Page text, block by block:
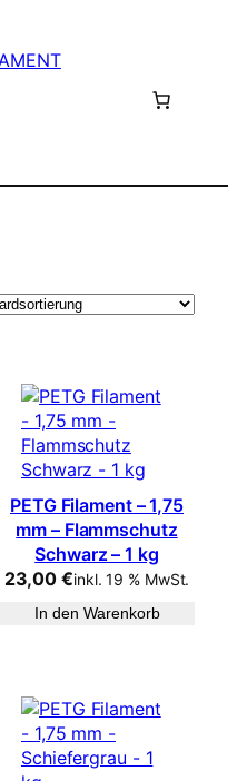
PETG Filament – 1,75
mm – Flammschutz
Schwarz – 1 kg
23,00€inkl. 19 % MwSt.
In den Warenkorb